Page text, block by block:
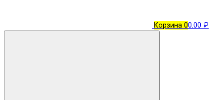
Корзина 00.00 ₽